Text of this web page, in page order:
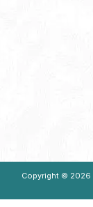
Copyright © 2026